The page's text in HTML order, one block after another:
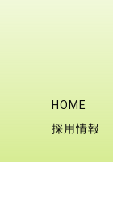
HOME
採用情報